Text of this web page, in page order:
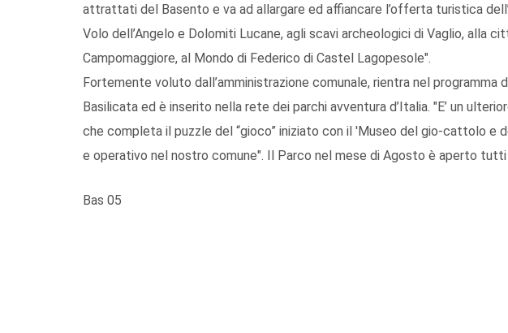
attrattati del Basento e va ad allargare ed affiancare l’offerta turistica
Volo dell’Angelo e Dolomiti Lucane, agli scavi archeologici di Vaglio, alla
Campomaggiore, al Mondo di Federico di Castel Lagopesole".
Fortemente voluto dall’amministrazione comunale, rientra nel programma
Basilicata ed è inserito nella rete dei parchi avventura d’Italia. "E’ un
che completa il puzzle del “gioco” iniziato con il 'Museo del gio-cattolo e
e operativo nel nostro comune". Il Parco nel mese di Agosto è aperto tutti
Bas 05